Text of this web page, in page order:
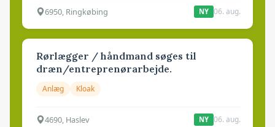
6950, Ringkøbing NY 06. aug.
Rørlægger / håndmand søges til
dræn/entreprenørarbejde.
Anlæg Kloak
4690, Haslev NY 06. aug.